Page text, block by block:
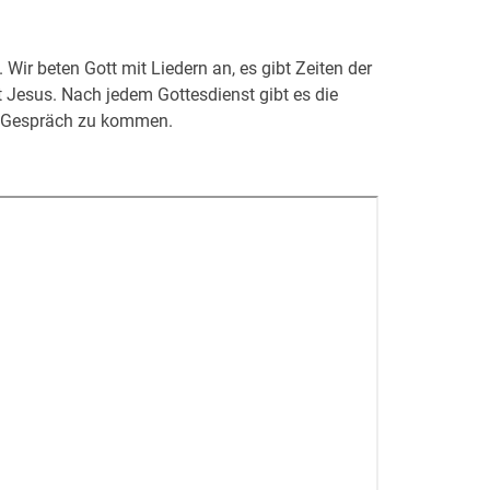
beten Gott mit Liedern an, es gibt Zeiten der
Nach jedem Gottesdienst gibt es die
zu kommen.